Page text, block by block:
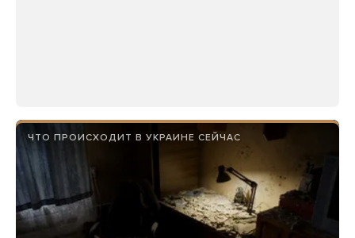
ЧТО ПРОИСХОДИТ В УКРАИНЕ СЕЙЧАС